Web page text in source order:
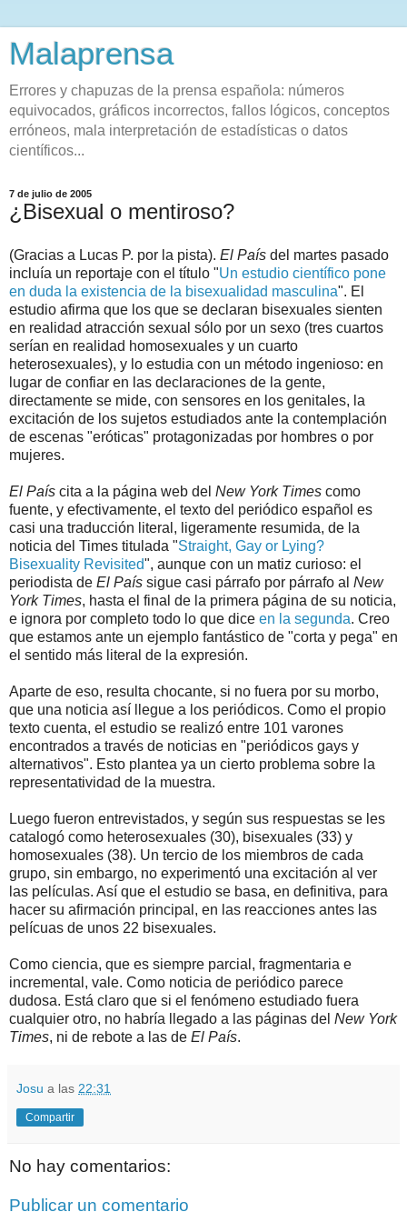
Malaprensa
Errores y chapuzas de la prensa española: números
equivocados, gráficos incorrectos, fallos lógicos, conceptos
erróneos, mala interpretación de estadísticas o datos
científicos...
7 de julio de 2005
¿Bisexual o mentiroso?
(Gracias a Lucas P. por la pista). El País del martes pasado
incluía un reportaje con el título "Un estudio científico pone
en duda la existencia de la bisexualidad masculina". El
estudio afirma que los que se declaran bisexuales sienten
en realidad atracción sexual sólo por un sexo (tres cuartos
serían en realidad homosexuales y un cuarto
heterosexuales), y lo estudia con un método ingenioso: en
lugar de confiar en las declaraciones de la gente,
directamente se mide, con sensores en los genitales, la
excitación de los sujetos estudiados ante la contemplación
de escenas "eróticas" protagonizadas por hombres o por
mujeres.
El País cita a la página web del New York Times como
fuente, y efectivamente, el texto del periódico español es
casi una traducción literal, ligeramente resumida, de la
noticia del Times titulada "Straight, Gay or Lying?
Bisexuality Revisited", aunque con un matiz curioso: el
periodista de El País sigue casi párrafo por párrafo al New
York Times, hasta el final de la primera página de su noticia,
e ignora por completo todo lo que dice en la segunda. Creo
que estamos ante un ejemplo fantástico de "corta y pega" en
el sentido más literal de la expresión.
Aparte de eso, resulta chocante, si no fuera por su morbo,
que una noticia así llegue a los periódicos. Como el propio
texto cuenta, el estudio se realizó entre 101 varones
encontrados a través de noticias en "periódicos gays y
alternativos". Esto plantea ya un cierto problema sobre la
representatividad de la muestra.
Luego fueron entrevistados, y según sus respuestas se les
catalogó como heterosexuales (30), bisexuales (33) y
homosexuales (38). Un tercio de los miembros de cada
grupo, sin embargo, no experimentó una excitación al ver
las películas. Así que el estudio se basa, en definitiva, para
hacer su afirmación principal, en las reacciones antes las
pelícuas de unos 22 bisexuales.
Como ciencia, que es siempre parcial, fragmentaria e
incremental, vale. Como noticia de periódico parece
dudosa. Está claro que si el fenómeno estudiado fuera
cualquier otro, no habría llegado a las páginas del New York
Times, ni de rebote a las de El País.
Josu a las 22:31
Compartir
No hay comentarios:
Publicar un comentario